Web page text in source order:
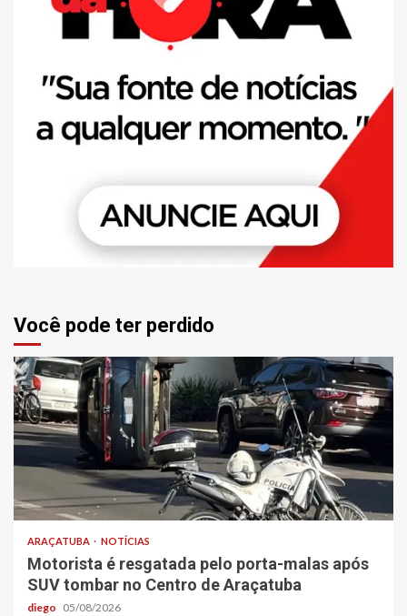
Você pode ter perdido
ARAÇATUBA NOTÍCIAS
Motorista é resgatada pelo porta-malas após
SUV tombar no Centro de Araçatuba
diego 05/08/2026